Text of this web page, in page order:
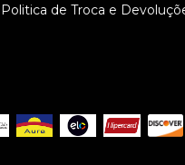
Politica de Troca e